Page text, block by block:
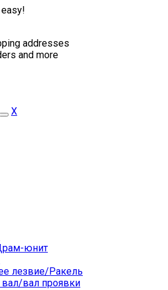
addresses
and more
X
юнит
лезвие/Ракель
вал проявки